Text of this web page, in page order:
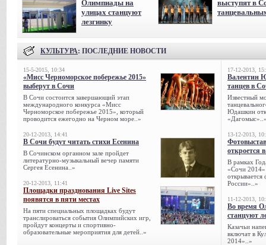
Олимпиады на
улицах станцуют
лезгинку
выступят в
КУЛЬТУРА: ПОСЛЕДНИЕ НОВОСТИ
15-5-2015, 10:34
«Мисс Черноморское побережье 2015»
выберут в Сочи
В Сочи состоится завершающий этап
международного конкурса «Мисс
Черноморское побережье 2015», который
проводится ежегодно на Черном море..»
20-12-2013, 14:41
В Сочи будут читать стихи Есенина
В Сочинском органном зале пройдет
литературно-музыкальный вечер памяти
Сергея Есенина..»
20-12-2013, 11:41
Площадки празднования Live Sites
появятся в пяти местах
На пяти специальных площадках будут
транслироваться события Олимпийских игр,
пройдут концерты и спортивно-
образовательные мероприятия для детей..»
17-12-2013,
Валентин
танцев в
Известный
Юдашкин
13-12-2013,
откроется
В рамках
«Сочи 2014»
открывается
России»..»
11-12-2013,
Во время
станцуют
Казачьи
включат в
2014»..»